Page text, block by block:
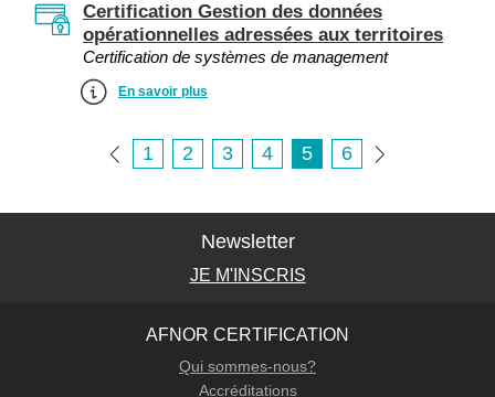
Certification Gestion des données
opérationnelles adressées aux territoires
Certification de systèmes de management
En savoir plus
1 2 3 4 5 6
Newsletter
JE M'INSCRIS
AFNOR CERTIFICATION
Qui sommes-nous?
Accréditations